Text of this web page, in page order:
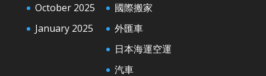
October 2025
January 2025
國際搬家
外匯車
日本海運空運
汽車